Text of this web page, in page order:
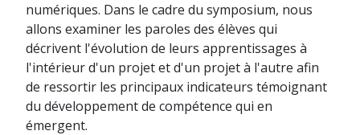
numériques. Dans le cadre du symposium, nous
allons examiner les paroles des élèves qui
décrivent l'évolution de leurs apprentissages à
l'intérieur d'un projet et d'un projet à l'autre afin
de ressortir les principaux indicateurs témoignant
du développement de compétence qui en
émergent.